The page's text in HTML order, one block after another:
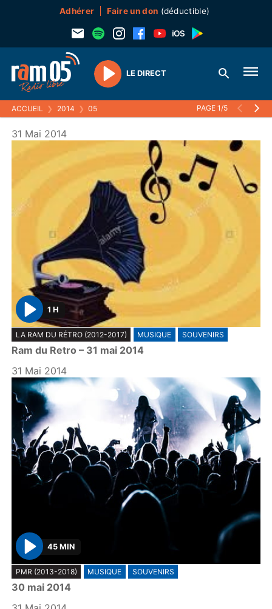
Adhérer Faire un don (déductible)
Play
LE DIRECT
ACCUEIL ❯ 2014 ❯ 05 PAGE 1/5
31 Mai 2014
P
l
a
y
1 H
LA RAM DU RÉTRO (2012-2017) MUSIQUE SOUVENIRS
Ram du Retro – 31 mai 2014
31 Mai 2014
P
l
a
y
45 MIN
PMR (2013-2018) MUSIQUE SOUVENIRS
30 mai 2014